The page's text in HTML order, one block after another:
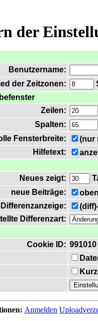
der
Benutzername:
der Zeitzonen:
Zeilen:
Spalten:
Fensterbreite:
(nur
Hilfetext:
Neues zeigt:
neue Beiträge:
Differenzanzeige:
Differenzart:
Cookie ID: 991010
Anmelden